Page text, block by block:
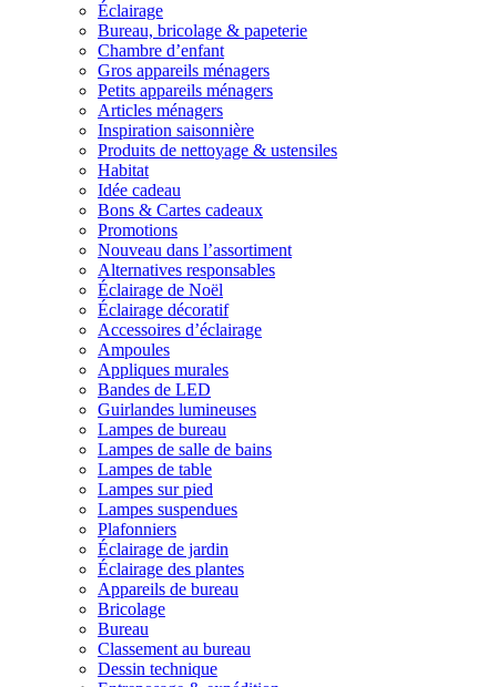
Éclairage
Bureau, bricolage & papeterie
Chambre d’enfant
Gros appareils ménagers
Petits appareils ménagers
Articles ménagers
Inspiration saisonnière
Produits de nettoyage & ustensiles
Habitat
Idée cadeau
Bons & Cartes cadeaux
Promotions
Nouveau dans l’assortiment
Alternatives responsables
Éclairage de Noël
Éclairage décoratif
Accessoires d’éclairage
Ampoules
Appliques murales
Bandes de LED
Guirlandes lumineuses
Lampes de bureau
Lampes de salle de bains
Lampes de table
Lampes sur pied
Lampes suspendues
Plafonniers
Éclairage de jardin
Éclairage des plantes
Appareils de bureau
Bricolage
Bureau
Classement au bureau
Dessin technique